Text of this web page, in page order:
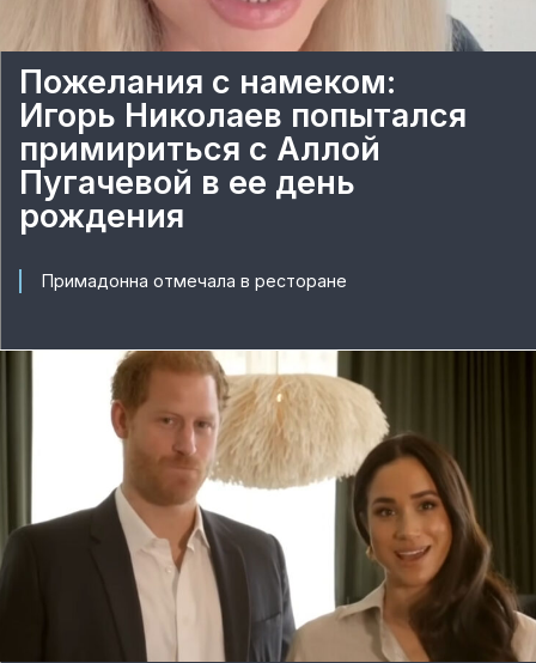
Пожелания с намеком:
Игорь Николаев попытался
примириться с Аллой
Пугачевой в ее день
рождения
Примадонна отмечала в ресторане